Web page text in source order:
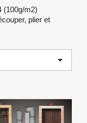
(100g/m2)
plier et
